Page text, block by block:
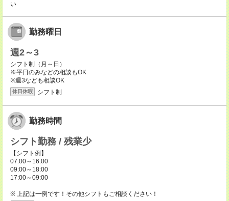
い
勤務曜日
週2～3
シフト制（月～日）
※平日のみなどの相談もOK
※週3なども相談OK
休日休暇 シフト制
勤務時間
シフト勤務 / 残業少
【シフト例】
07:00～16:00
09:00～18:00
17:00～09:00
※ 上記は一例です！その他シフトもご相談ください！